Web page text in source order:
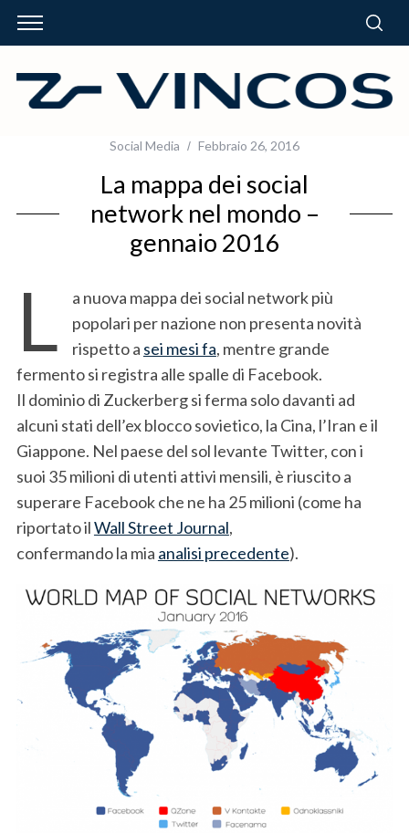
Social Media Febbraio 26, 2016
La mappa dei social
network nel mondo –
gennaio 2016
L
a nuova mappa dei social network più
popolari per nazione non presenta novità
rispetto a sei mesi fa, mentre grande
fermento si registra alle spalle di Facebook.
Il dominio di Zuckerberg si ferma solo davanti ad
alcuni stati dell’ex blocco sovietico, la Cina, l’Iran e il
Giappone. Nel paese del sol levante Twitter, con i
suoi 35 milioni di utenti attivi mensili, è riuscito a
superare Facebook che ne ha 25 milioni (come ha
riportato ilWall Street Journal,
confermando la mia analisi precedente).